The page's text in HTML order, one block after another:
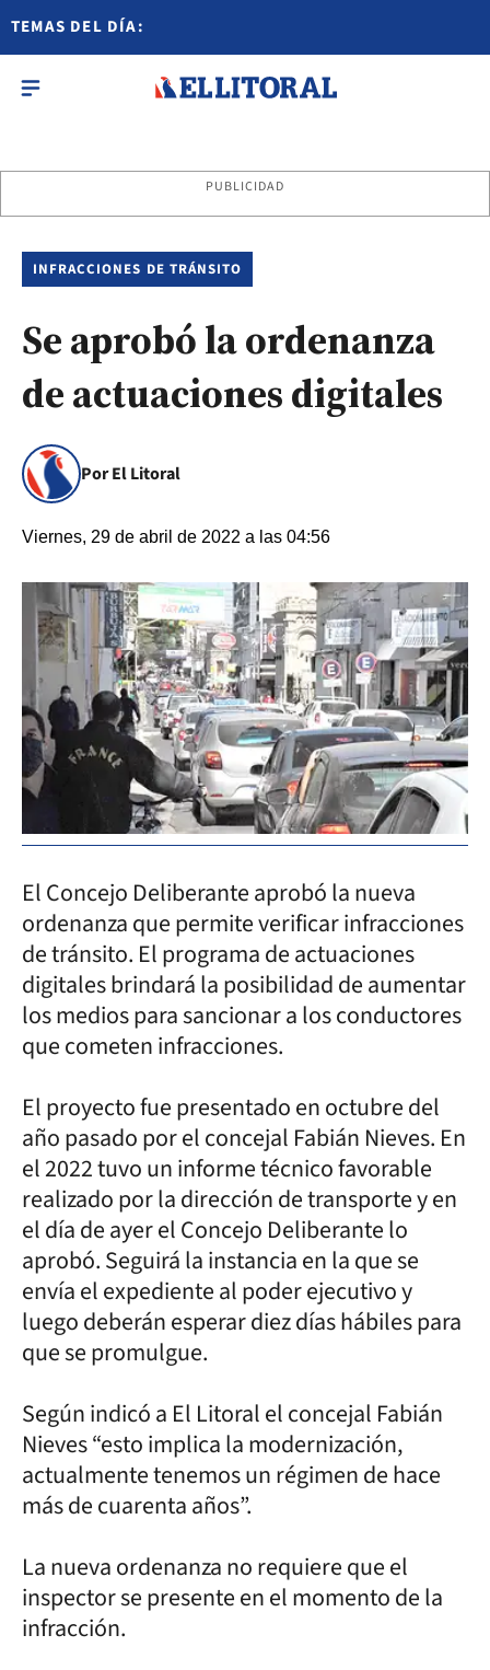
TEMAS DEL DÍA:
PUBLICIDAD
INFRACCIONES DE TRÁNSITO
Se aprobó la ordenanza
de actuaciones digitales
Por El Litoral
Viernes, 29 de abril de 2022 a las 04:56
El Concejo Deliberante aprobó la nueva
ordenanza que permite verificar infracciones
de tránsito. El programa de actuaciones
digitales brindará la posibilidad de aumentar
los medios para sancionar a los conductores
que cometen infracciones.
El proyecto fue presentado en octubre del
año pasado por el concejal Fabián Nieves. En
el 2022 tuvo un informe técnico favorable
realizado por la dirección de transporte y en
el día de ayer el Concejo Deliberante lo
aprobó. Seguirá la instancia en la que se
envía el expediente al poder ejecutivo y
luego deberán esperar diez días hábiles para
que se promulgue.
Según indicó a El Litoral el concejal Fabián
Nieves “esto implica la modernización,
actualmente tenemos un régimen de hace
más de cuarenta años”.
La nueva ordenanza no requiere que el
inspector se presente en el momento de la
infracción.